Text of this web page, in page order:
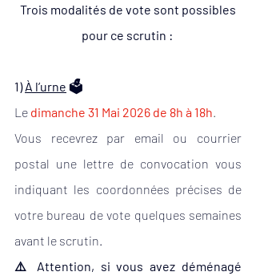
pour ce scrutin :
1) À l’urne 🗳
Le dimanche 31 Mai 2026 de 8h à 18h.
Vous recevrez par email ou courrier
postal une lettre de convocation vous
indiquant les coordonnées précises de
votre bureau de vote quelques semaines
avant le scrutin.
⚠️ Attention, si vous avez déménagé